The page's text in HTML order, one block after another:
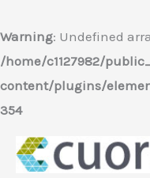
Warning: Undefined
/home/c1127982/
content/plugins/
354
容
を
ス
キ